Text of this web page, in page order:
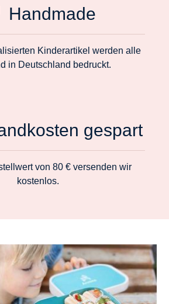
Kinderartikel werden alle
in Deutschland bedruckt.
gespart
von 80 € versenden wir
kostenlos.